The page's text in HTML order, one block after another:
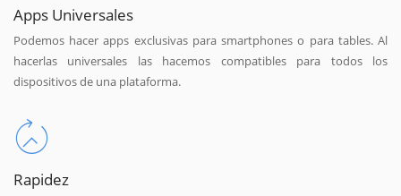
Apps Universales
Podemos hacer apps exclusivas para smartphones o para tables. Al
hacerlas universales las hacemos compatibles para todos los
dispositivos de una plataforma.
Rapidez